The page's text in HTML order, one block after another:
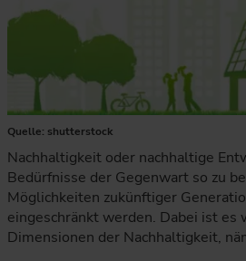
Quelle: shutterstock
Nachhaltigkeit oder nachhaltige
Bedürfnisse der Gegenwart so zu
Möglichkeiten zukünftiger
eingeschränkt werden. Dabei ist es
Dimensionen der Nachhaltigkeit,